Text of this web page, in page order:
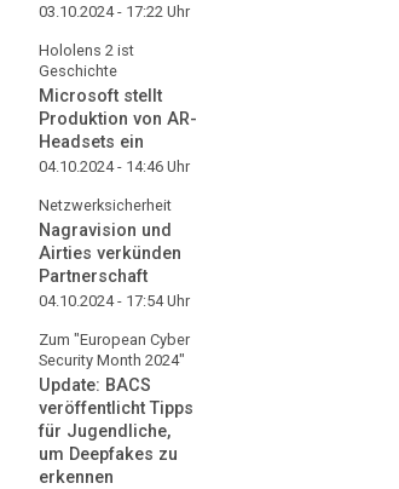
03.10.2024 - 17:22 Uhr
Hololens 2 ist
Geschichte
Microsoft stellt
Produktion von AR-
Headsets ein
04.10.2024 - 14:46 Uhr
Netzwerksicherheit
Nagravision und
Airties verkünden
Partnerschaft
04.10.2024 - 17:54Uhr
Zum "European Cyber
Security Month 2024"
Update: BACS
veröffentlicht Tipps
für Jugendliche,
um Deepfakes zu
erkennen